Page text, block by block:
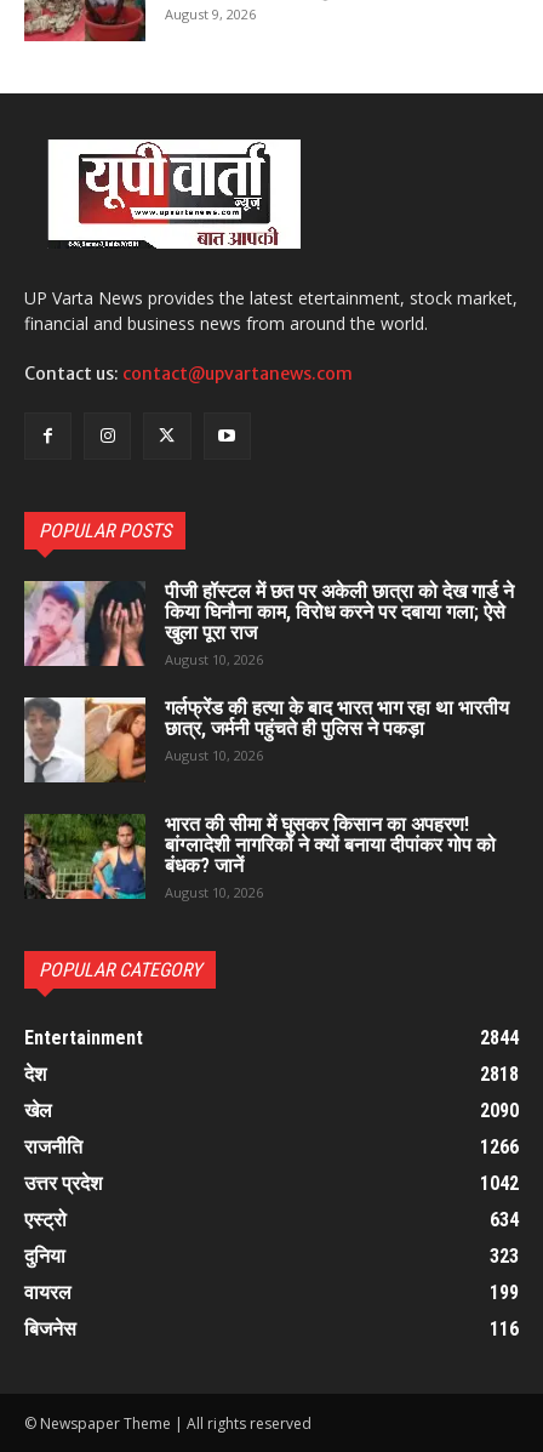
August 9, 2026
UP Varta News provides the latest etertainment, stock market,
financial and business news from around the world.
Contact us: contact@upvartanews.com
POPULAR POSTS
पीजी हॉस्टल में छत पर अकेली छात्रा को देख गार्ड ने
किया घिनौना काम, विरोध करने पर दबाया गला; ऐसे
खुला पूरा राज
August 10, 2026
गर्लफ्रेंड की हत्या के बाद भारत भाग रहा था भारतीय
छात्र, जर्मनी पहुंचते ही पुलिस ने पकड़ा
August 10, 2026
भारत की सीमा में घुसकर किसान का अपहरण!
बांग्लादेशी नागरिकों ने क्यों बनाया दीपांकर गोप को
बंधक? जानें
August 10, 2026
POPULAR CATEGORY
Entertainment
2844
देश
2818
खेल
2090
राजनीति
1266
उत्तर प्रदेश
1042
एस्ट्रो
634
दुनिया
323
वायरल
199
बिजनेस
116
© Newspaper Theme | All rights reserved